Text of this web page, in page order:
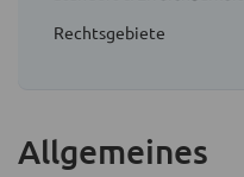
Rechtsgebiete
Allgemeines